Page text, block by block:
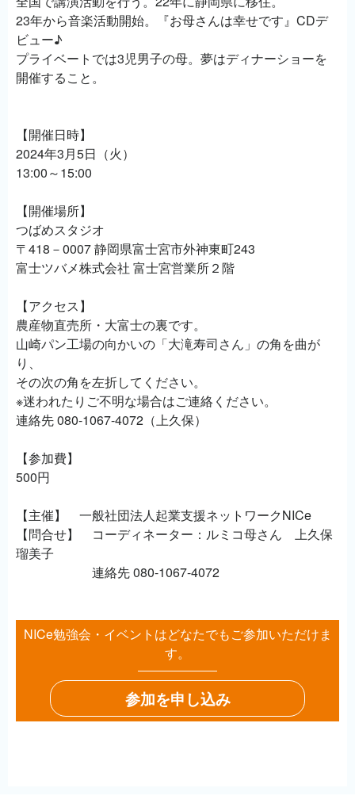
23年から音楽活動開始。『お母さんは幸せです』CDデ
ビュー♪
プライベートでは3児男子の母。夢はディナーショーを
開催すること。
【開催日時】
2024年3月5日（火）
13:00～15:00
【開催場所】
つばめスタジオ
〒418－0007 静岡県富士宮市外神東町243
富士ツバメ株式会社 富士宮営業所２階
【アクセス】
農産物直売所・大富士の裏です。
山崎パン工場の向かいの「大滝寿司さん」の角を曲が
り、
その次の角を左折してください。
※迷われたりご不明な場合はご連絡ください。
連絡先 080-1067-4072（上久保）
【参加費】
500円
【主催】 一般社団法人起業支援ネットワークNICe
【問合せ】 コーディネーター：ルミコ母さん 上久保
瑠美子
連絡先 080-1067-4072
NICe勉強会・イベントはどなたでもご参加いただけま
す。
参加を申し込み